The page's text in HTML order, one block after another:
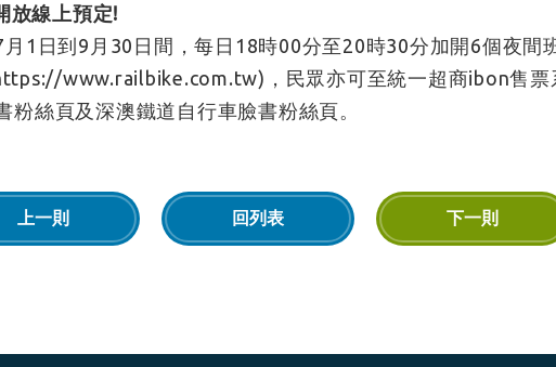
放線上預定!
1日到9月30日間，每日18時00分至20時30分加開6個夜間
www.railbike.com.tw)，民眾亦可至統一超商ibon售
絲頁及深澳鐵道自行車臉書粉絲頁。
上一則 回列表 下一則